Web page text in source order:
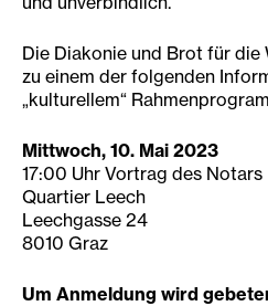
Die Diakonie und Brot für die
zu einem der folgenden
„kulturellem“
Mittwoch, 10. Mai 2023
17:00 Uhr Vortrag des Notars
Quartier Leech
Leechgasse 24
8010 Graz
Um Anmeldung wird